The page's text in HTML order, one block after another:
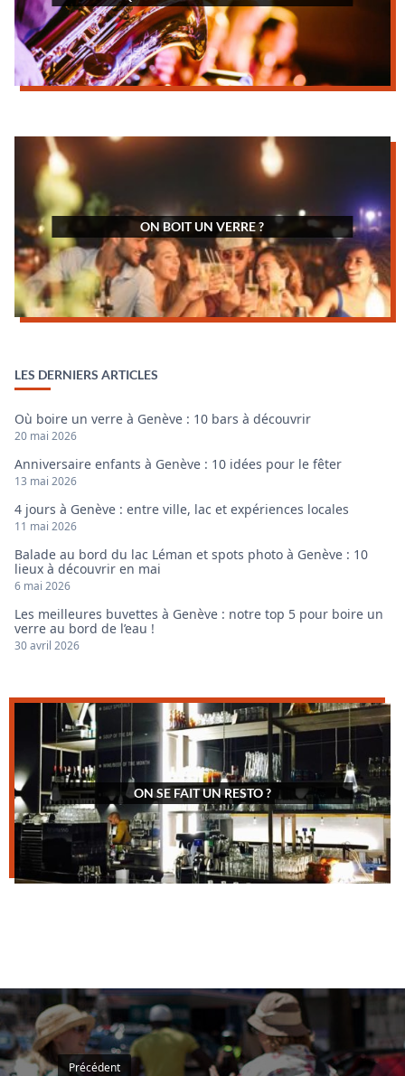
ON BOIT UN VERRE ?
LES DERNIERS ARTICLES
Où boire un verre à Genève : 10 bars à découvrir
20 mai 2026
Anniversaire enfants à Genève : 10 idées pour le fêter
13 mai 2026
4 jours à Genève : entre ville, lac et expériences locales
11 mai 2026
Balade au bord du lac Léman et spots photo à Genève : 10
lieux à découvrir en mai
6 mai 2026
Les meilleures buvettes à Genève : notre top 5 pour boire un
verre au bord de l’eau !
30 avril 2026
ON SE FAIT UN RESTO ?
Précédent